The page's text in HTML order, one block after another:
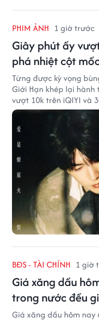
PHIM ẢNH 1 giờ trước
Giây phút ấy
phá nhiệt cột
Từng được kỳ vọng
Giới Hạn khép lại
vượt 10k trên iQIYI và
BĐS - TÀI CHÍNH 1 giờ
Giá xăng dầu
trong nước đều
Giá xăng dầu hôm